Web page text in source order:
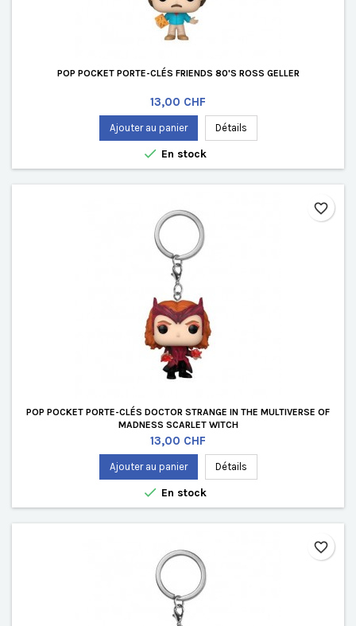
POP POCKET PORTE-CLÉS FRIENDS 80'S ROSS GELLER
Prix
13,00 CHF
Ajouter au panier Détails
 En stock
POP POCKET PORTE-CLÉS DOCTOR STRANGE IN THE MULTIVERSE OF
MADNESS SCARLET WITCH
Prix
13,00 CHF
Ajouter au panier Détails
 En stock
favorite_border
favorite_border